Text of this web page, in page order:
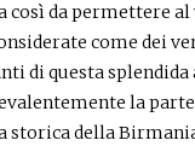
da permettere
come dei
di questa
la
della